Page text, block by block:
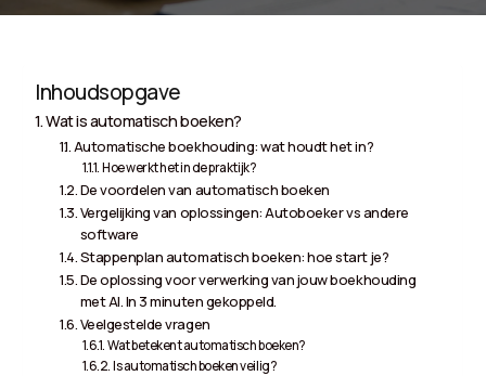
Inhoudsopgave
Wat is automatisch boeken?
Automatische boekhouding: wat houdt het in?
Hoe werkt het in de praktijk?
De voordelen van automatisch boeken
Vergelijking van oplossingen: Autoboeker vs andere
software
Stappenplan automatisch boeken: hoe start je?
De oplossing voor verwerking van jouw boekhouding
met AI. In 3 minuten gekoppeld.
Veelgestelde vragen
Wat betekent automatisch boeken?
Is automatisch boeken veilig?